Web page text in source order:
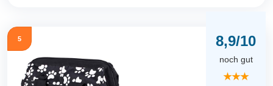
5 8,9/10
noch gut
★★★